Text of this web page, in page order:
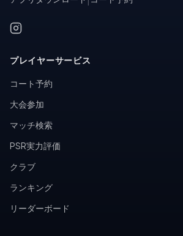
プレイヤーサービス
コート予約
大会参加
マッチ検索
PSR実力評価
クラブ
ランキング
リーダーボード